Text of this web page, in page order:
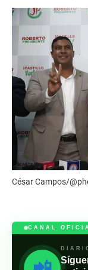
César Campos/
CANAL